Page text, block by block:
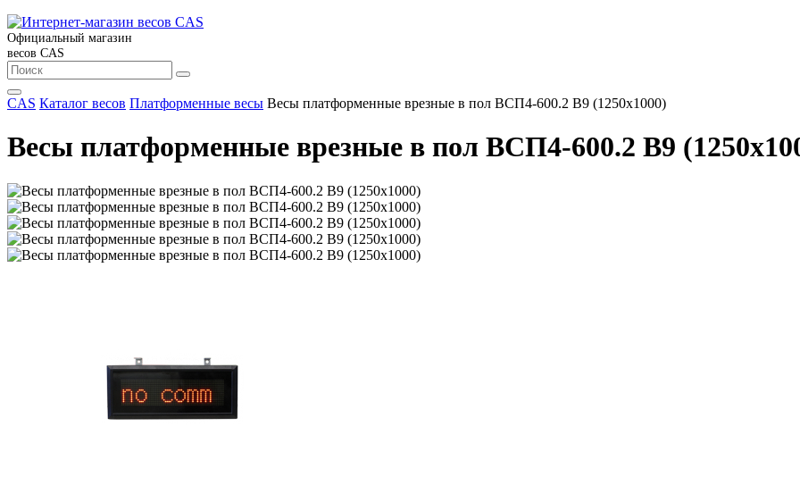
Официальный магазин
весов CAS
CAS Каталог весов Платформенные весы Весы платформенные врезные в пол ВСП4-600.2 В9 (1250х1000)
Весы платформенные врезные в пол ВСП4-600.2 В9